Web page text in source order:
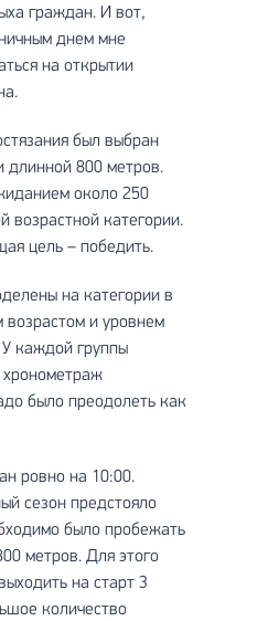
граждан. И вот,
днем мне
на открытии
был выбран
длинной 800 метров.
около 250
возрастной категории.
цель – победить.
на категории в
возрастом и уровнем
каждой группы
хронометраж
было преодолеть как
ровно на 10:00.
сезон предстояло
было пробежать
метров. Для этого
на старт 3
количество